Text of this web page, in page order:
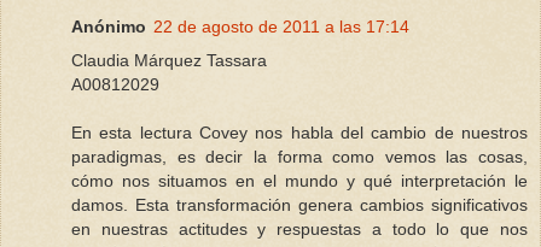
Anónimo 22 de agosto de 2011 a las 17:14
Claudia Márquez Tassara
A00812029
En esta lectura Covey nos habla del cambio de nuestros
paradigmas, es decir la forma como vemos las cosas,
cómo nos situamos en el mundo y qué interpretación le
damos. Esta transformación genera cambios significativos
en nuestras actitudes y respuestas a todo lo que nos